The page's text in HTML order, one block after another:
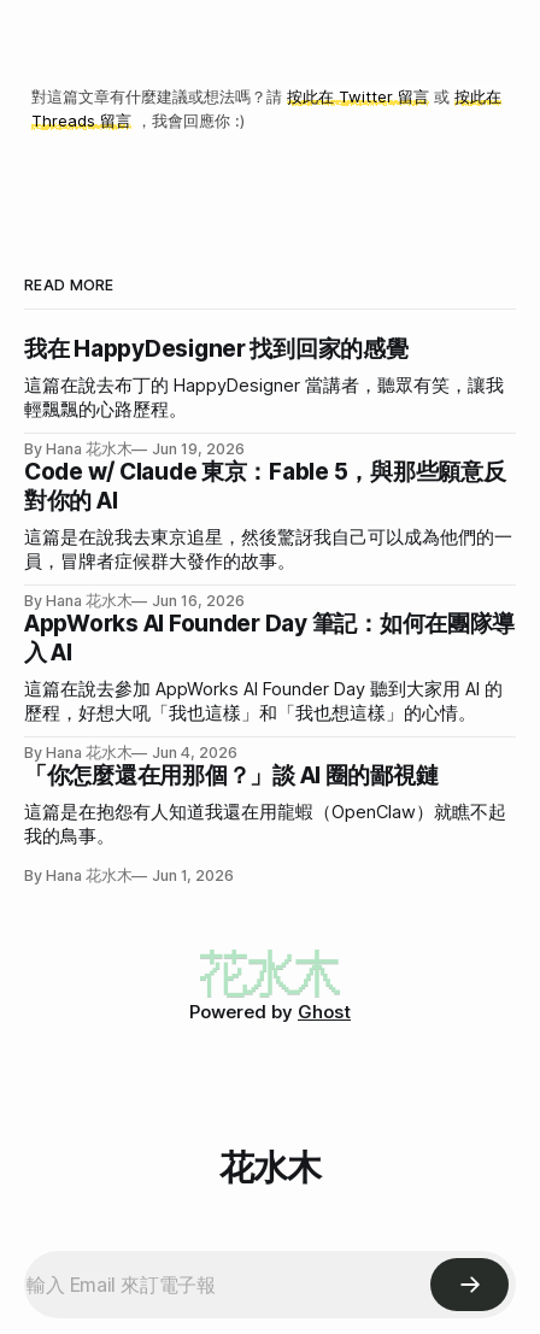
對這篇文章有什麼建議或想法嗎？請 按此在 Twitter 留言或 按此在
Threads 留言，我會回應你 :)
READ MORE
我在 HappyDesigner 找到回家的感覺
這篇在說去布丁的 HappyDesigner 當講者，聽眾有笑，讓我
輕飄飄的心路歷程。
By Hana 花水木 Jun 19, 2026
Code w/ Claude 東京：Fable 5，與那些願意反
對你的 AI
這篇是在說我去東京追星，然後驚訝我自己可以成為他們的一
員，冒牌者症候群大發作的故事。
By Hana 花水木 Jun 16, 2026
AppWorks AI Founder Day 筆記：如何在團隊導
入 AI
這篇在說去參加 AppWorks AI Founder Day 聽到大家用 AI 的
歷程，好想大吼「我也這樣」和「我也想這樣」的心情。
By Hana 花水木 Jun 4, 2026
「你怎麼還在用那個？」談 AI 圈的鄙視鏈
這篇是在抱怨有人知道我還在用龍蝦（OpenClaw）就瞧不起
我的鳥事。
By Hana 花水木 Jun 1, 2026
Powered by Ghost
花水木